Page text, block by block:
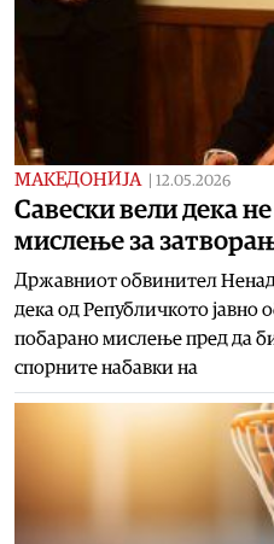
МАКЕДОНИЈА 12.05.2026
Савески вели дека
мислење за
Државниот обвинител Ненад
дека од Републичкото јавно
побарано мислење пред да
спорните набавки на